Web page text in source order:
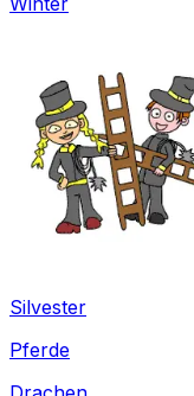
Silvester
Pferde